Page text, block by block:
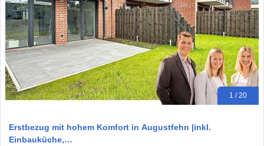
1 / 20
Erstbezug mit hohem Komfort in Augustfehn |inkl.
Einbauküche,…